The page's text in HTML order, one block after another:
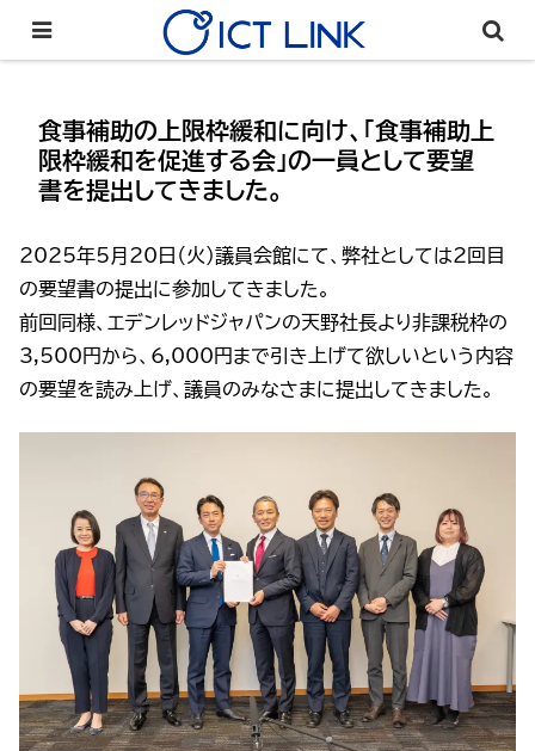
食事補助の上限枠緩和に向け、「食事補助上
限枠緩和を促進する会」の一員として要望
書を提出してきました。
2025年5月20日（火）議員会館にて、弊社としては2回目
の要望書の提出に参加してきました。
前回同様、エデンレッドジャパンの天野社長より非課税枠の
3,500円から、6,000円まで引き上げて欲しいという内容
の要望を読み上げ、議員のみなさまに提出してきました。